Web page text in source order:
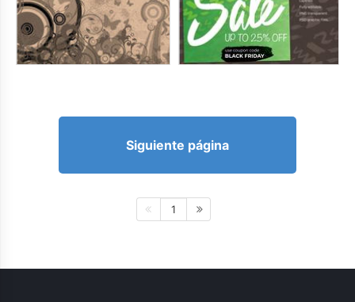
Siguiente página
1